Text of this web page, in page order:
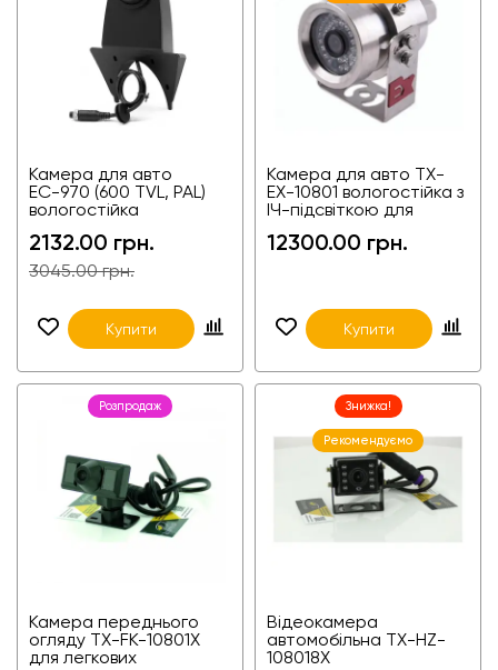
Камера для авто
ЕС-970 (600 TVL, PAL)
вологостійка
підсвіткою для
вантажівок і фур,
2132.00 грн.
3045.00 грн.
Купити
Камера для авто TX-
EX-10801 вологостійка з
ІЧ-підсвіткою для
12300.00 грн.
Купити
Розпродаж
Камера переднього
огляду TX-FK-10801X
для легкових
Знижка!
Рекомендуємо
Відеокамера
автомобільна TX-HZ-
108018X